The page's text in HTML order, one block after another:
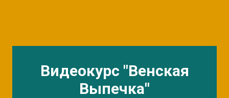
Видеокурс "Венская
Выпечка"